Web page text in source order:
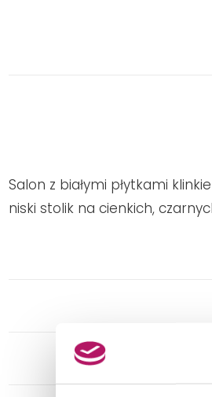
Salon z białymi płytkami
niski stolik na cienkich,